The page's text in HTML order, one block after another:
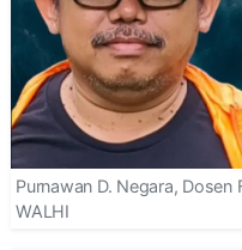
Purnawan D. Negara,
WALHI